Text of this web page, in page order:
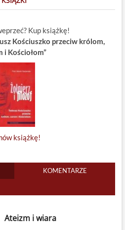
Kup książkę!
Kościuszko przeciw królom,
i Kościołom”
książkę!
KOMENTARZE
Ateizm i wiara